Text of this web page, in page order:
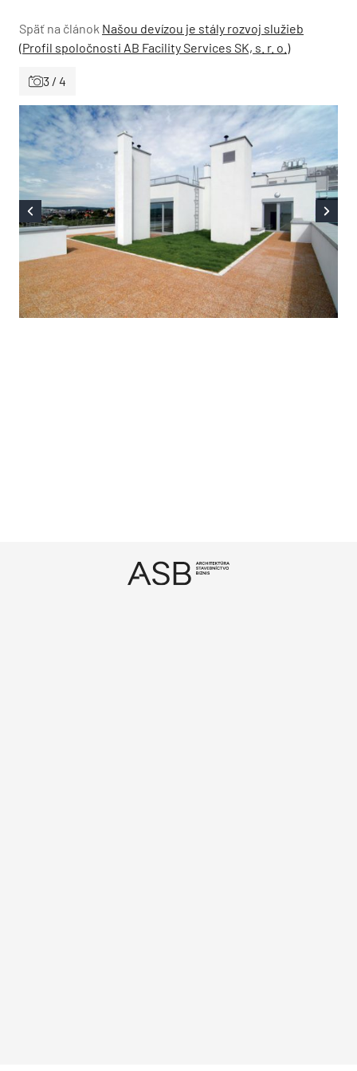
Späť na článok Našou devízou je stály rozvoj služieb
(Profil spoločnosti AB Facility Services SK, s. r. o.)
3 / 4